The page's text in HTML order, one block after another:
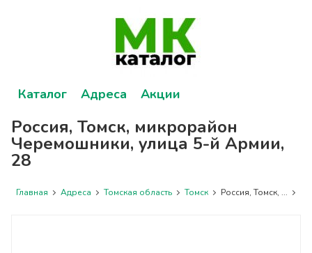
Каталог Адреса Акции
Россия, Томск, микрорайон
Черемошники, улица 5-й Армии,
28
Главная Адреса Томская область Томск Россия, Томск, ...